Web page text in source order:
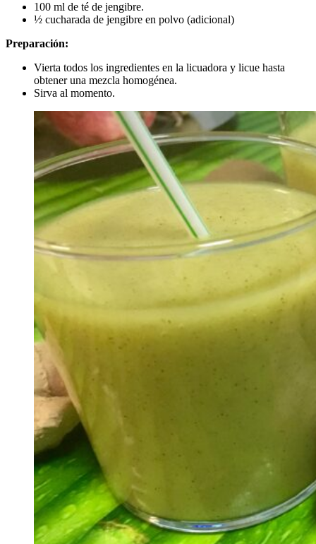
100 ml de té de jengibre.
½ cucharada de jengibre en polvo (adicional)
Preparación:
Vierta todos los ingredientes en la licuadora y licue hasta
obtener una mezcla homogénea.
Sirva al momento.